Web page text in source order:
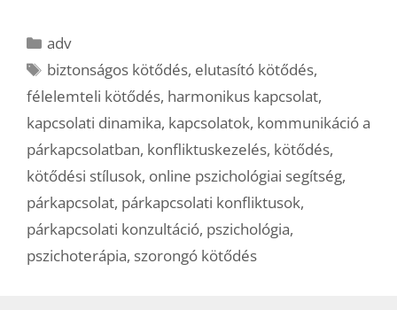
Kategória
adv
Címkék
biztonságos kötődés, elutasító kötődés,
félelemteli kötődés, harmonikus kapcsolat,
kapcsolati dinamika, kapcsolatok, kommunikáció a
párkapcsolatban, konfliktuskezelés, kötődés,
kötődési stílusok, online pszichológiai segítség,
párkapcsolat, párkapcsolati konfliktusok,
párkapcsolati konzultáció, pszichológia,
pszichoterápia, szorongó kötődés